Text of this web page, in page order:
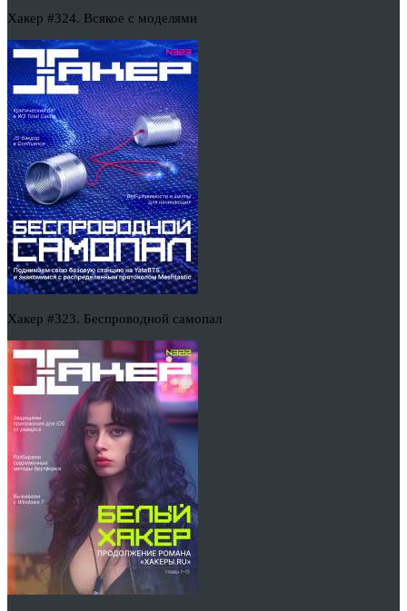
Хакер #324. Всякое с моделями
Хакер #323. Беспроводной самопал